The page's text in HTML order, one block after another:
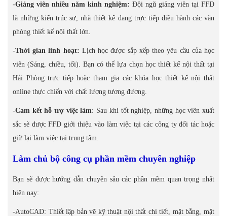
-Giảng viên nhiều năm kinh nghiệm: Đội ngũ giảng viên tại FFD
là những kiến trúc sư, nhà thiết kế đang trực tiếp điều hành các văn
phòng thiết kế nội thất lớn.
-Thời gian linh hoạt: Lịch học được sắp xếp theo yêu cầu của học
viên (Sáng, chiều, tối). Bạn có thể lựa chọn học thiết kế nội thất tại
Hải Phòng trực tiếp hoặc tham gia các khóa học thiết kế nội thất
online thực chiến với chất lượng tương đương.
-Cam kết hỗ trợ việc làm: Sau khi tốt nghiệp, những học viên xuất
sắc sẽ được FFD giới thiệu vào làm việc tại các công ty đối tác hoặc
giữ lại làm việc tại trung tâm.
Làm chủ bộ công cụ phần mềm chuyên nghiệp
Bạn sẽ được hướng dẫn chuyên sâu các phần mềm quan trọng nhất
hiện nay:
-AutoCAD: Thiết lập bản vẽ kỹ thuật nội thất chi tiết, mặt bằng, mặt